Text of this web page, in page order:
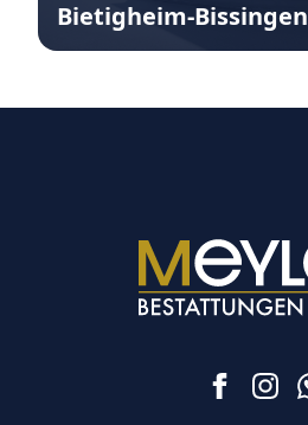
Bietigheim-Bissingen